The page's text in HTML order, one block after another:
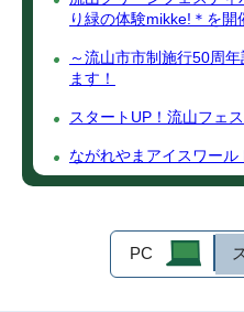
り緑の体験mikke!＊を開
～流山市市制施行50周
ます！
スタートUP！流山フェス
ながれやまアイスワール
PC